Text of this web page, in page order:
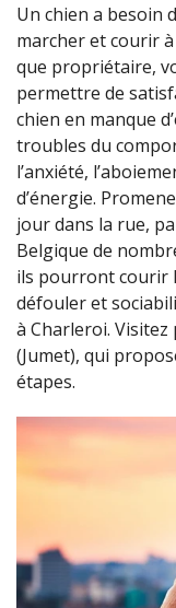
Un chien a besoin
marcher et courir
que propriétaire,
permettre de
chien en manque
troubles du
l’anxiété,
d’énergie.
jour dans la rue,
Belgique de
ils pourront courir
défouler et
à Charleroi. Visitez
(Jumet), qui
étapes.